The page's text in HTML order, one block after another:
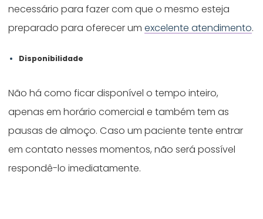
necessário para fazer com que o mesmo esteja
preparado para oferecer umexcelente atendimento.
Disponibilidade
Não há como ficar disponível o tempo inteiro,
apenas em horário comercial e também tem as
pausas de almoço. Caso um paciente tente entrar
em contato nesses momentos, não será possível
respondê-lo imediatamente.